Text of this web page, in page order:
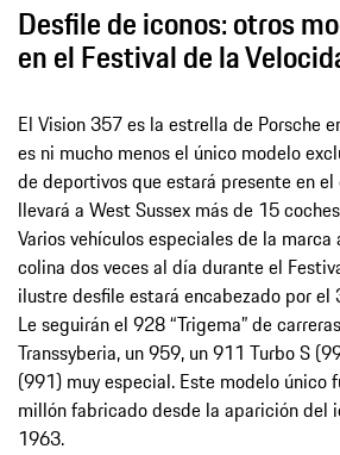
Desfile de iconos: otros
en el Festival de la
El Vision 357 es la estrella de Porsche
es ni mucho menos el único modelo
de deportivos que estará presente en el
llevará a West Sussex más de 15
Varios vehículos especiales de la marca
colina dos veces al día durante el
ilustre desfile estará encabezado por el
Le seguirán el 928 “Trigema” de
Transsyberia, un 959, un 911 Turbo S
(991) muy especial. Este modelo único
millón fabricado desde la aparición del
1963.